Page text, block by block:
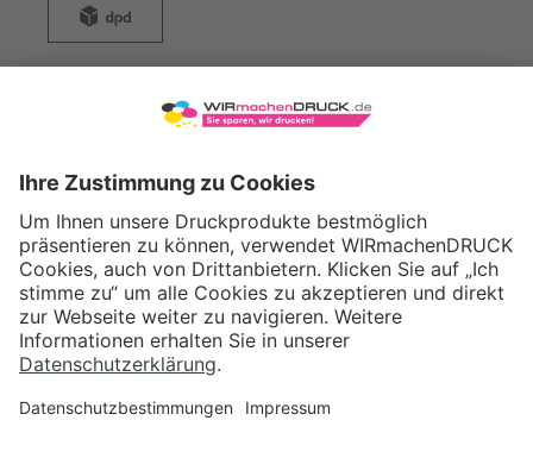
WIRmachenDRUCK GmbH
71522 Backnang
Tel.: +49 (0) 711 995 982 - 20
Fax: +49 (0) 711 995 982 - 21
SOCIAL MEDIA